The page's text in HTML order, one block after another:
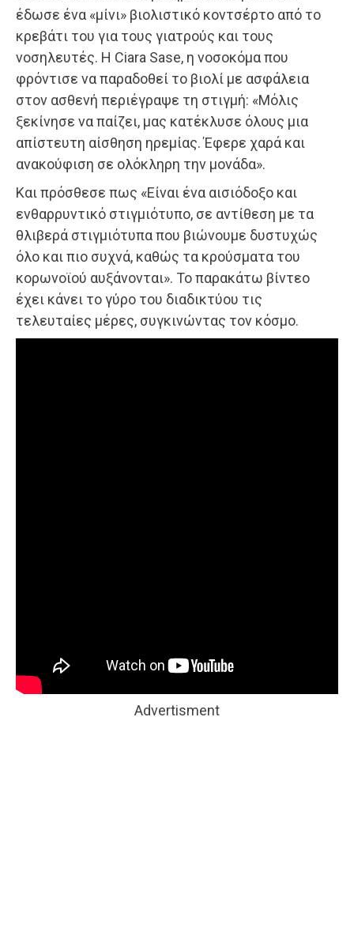
έδωσε ένα «μίνι» βιολιστικό κοντσέρτο από το
κρεβάτι του για τους γιατρούς και τους
νοσηλευτές. Η Ciara Sase, η νοσοκόμα που
φρόντισε να παραδοθεί το βιολί με ασφάλεια
στον ασθενή περιέγραψε τη στιγμή: «Μόλις
ξεκίνησε να παίζει, μας κατέκλυσε όλους μια
απίστευτη αίσθηση ηρεμίας. Έφερε χαρά και
ανακούφιση σε ολόκληρη την μονάδα».
Και πρόσθεσε πως «Είναι ένα αισιόδοξο και
ενθαρρυντικό στιγμιότυπο, σε αντίθεση με τα
θλιβερά στιγμιότυπα που βιώνουμε δυστυχώς
όλο και πιο συχνά, καθώς τα κρούσματα του
κορωνοϊού αυξάνονται». Το παρακάτω βίντεο
έχει κάνει το γύρο του διαδικτύου τις
τελευταίες μέρες, συγκινώντας τον κόσμο.
Advertisment